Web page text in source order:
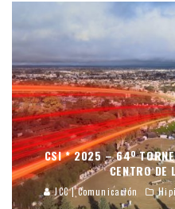
CSI * 2025 – 64º
CENTRO DE
JCC | Comunicación